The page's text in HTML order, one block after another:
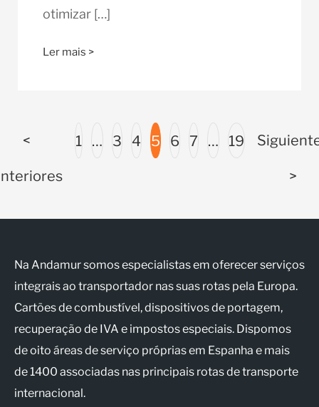
otimizar […]
Ler mais >
< 1 … 3 4 5 6 7 … 19
>
Na Andamur somos especialistas em oferecer serviços
integrais ao transportador nas suas rotas pela Europa.
Cartões de combustível, dispositivos de portagem,
recuperação de IVA e impostos especiais. Dispomos
de oito áreas de serviço próprias em Espanha e mais
de 1400 associadas nas principais rotas de transporte
internacional.